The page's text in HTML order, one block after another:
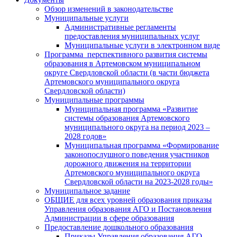
Обзор изменений в законодательстве
Муниципальные услуги
Административные регламенты
предоставления муниципальных услуг
Муниципальные услуги в электронном виде
Программа перспективного развития системы
образования в Артемовском муниципальном
округе Свердловской области (в части бюджета
Артемовского муниципального округа
Свердловской области)
Муниципальные программы
Муниципальная программа «Развитие
системы образования Артемовского
муниципального округа на период 2023 –
2028 годов»
Муниципальная программа «Формирование
законопослушного поведения участников
дорожного движения на территории
Артемовского муниципального округа
Свердловской области на 2023-2028 годы»
Муниципальное задание
ОБЩИЕ для всех уровней образования приказы
Управления образования АГО и Постановления
Администрации в сфере образования
Предоставление дошкольного образования